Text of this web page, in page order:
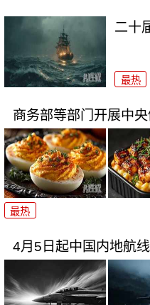
二十
最热
商务部等部门开展中
最热
4月5日起中国内地航